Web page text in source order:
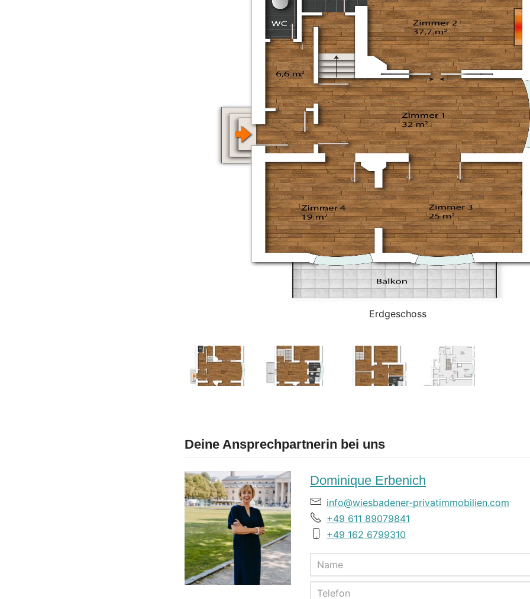
Erdgeschoss
Deine Ansprechpartnerin bei uns
Dominique Erbenich
info@wiesbadener-privatimmobilien.com
+49 611 89079841
+49 162 6799310